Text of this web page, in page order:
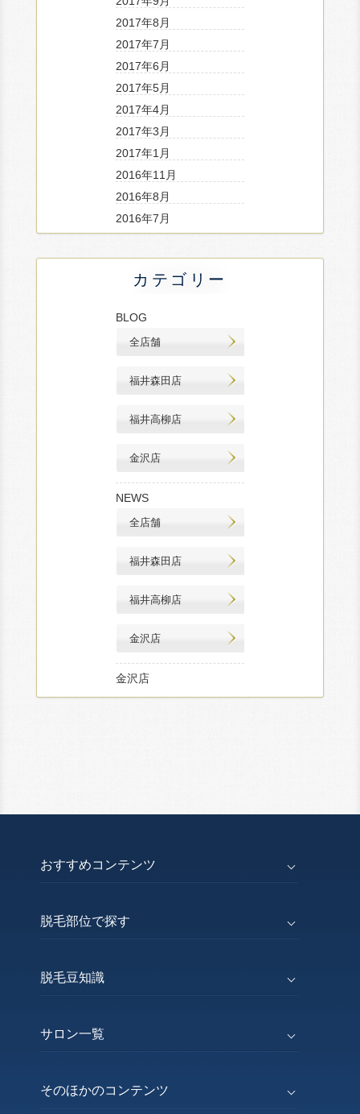
2017年8月
2017年7月
2017年6月
2017年5月
2017年4月
2017年3月
2017年1月
2016年11月
2016年8月
2016年7月
カテゴリー
BLOG
全店舗
福井森田店
福井高柳店
金沢店
NEWS
全店舗
福井森田店
福井高柳店
金沢店
金沢店
おすすめコンテンツ
脱毛部位で探す
脱毛豆知識
サロン一覧
そのほかのコンテンツ